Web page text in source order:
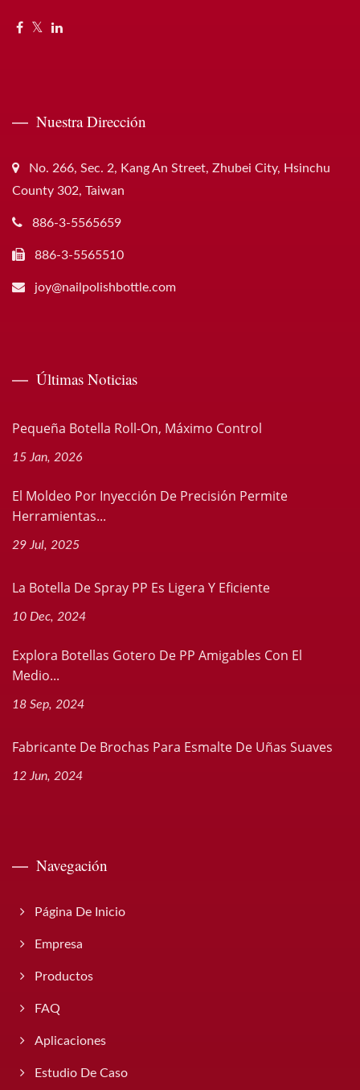
Nuestra Dirección
No. 266, Sec. 2, Kang An Street, Zhubei City, Hsinchu
County 302, Taiwan
886-3-5565659
886-3-5565510
joy@nailpolishbottle.com
Últimas Noticias
Pequeña Botella Roll-On, Máximo Control
15 Jan, 2026
El Moldeo Por Inyección De Precisión Permite
Herramientas...
29 Jul, 2025
La Botella De Spray PP Es Ligera Y Eficiente
10 Dec, 2024
Explora Botellas Gotero De PP Amigables Con El
Medio...
18 Sep, 2024
Fabricante De Brochas Para Esmalte De Uñas Suaves
12 Jun, 2024
Navegación
Página De Inicio
Empresa
Productos
FAQ
Aplicaciones
Estudio De Caso